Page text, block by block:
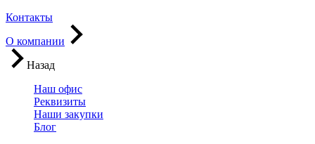
Контакты
О компании
Назад
Наш офис
Реквизиты
Наши закупки
Блог